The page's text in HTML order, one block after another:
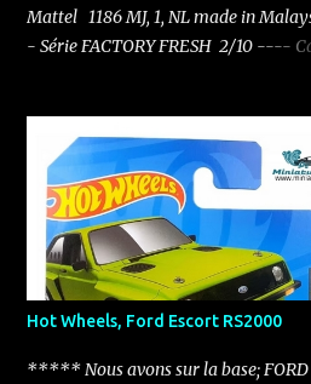
Mattel 1186 MJ, 1, NL made in
- Série FACTORY FRESH 2/10 ----
Hot Wheels, Ford Escort RS2000
***** Nous avons sur la base; FORD